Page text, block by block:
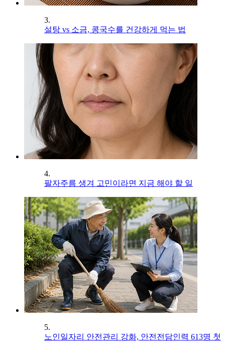
3.
설탕 vs 소금, 콩국수를 건강하게 먹는 법
4.
팔자주름 생겨 고민이라면 지금 해야 할 일
5.
노인일자리 안전관리 강화, 안전전담인력 613명 첫